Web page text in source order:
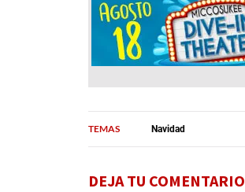
TEMAS Navidad
DEJA TU COMENTARIO